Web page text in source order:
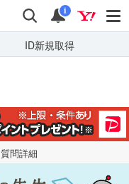
検索 通知
i
ID新規取得
キーワードで
質問を探す
質問詳細